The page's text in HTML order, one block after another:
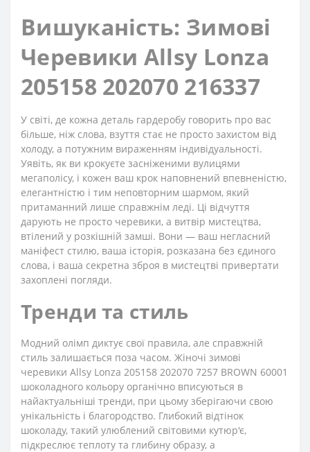
Вишуканість: Зимові
Черевики Allsy Lonza
205158 202070 216337
У світі, де кожна деталь гардеробу говорить про вас
більше, ніж слова, взуття стає не просто захистом від
холоду, а потужним вираженням індивідуальності.
Уявіть, як ви крокуєте засніженими вулицями
мегаполісу, і кожен ваш крок наповнений впевненістю,
елегантністю і тим неповторним шармом, який
притаманний лише справжнім леді. Ці відчуття
дарують не просто черевики, а витвір мистецтва,
втілений у розкішній замші. Вони — ваш негласний
маніфест стилю, ваша історія, розказана без єдиного
слова, і ваша секретна зброя в мистецтві привертати
захоплені погляди.
Тренди та стиль
Модний олімп диктує свої правила, але справжній
стиль залишається поза часом. Жіночі зимові
черевики Allsy Lonza 205158 202070 7257 BROWN 60001
шоколадного кольору органічно вписуються в
найактуальніші тренди, при цьому зберігаючи свою
унікальність і благородство. Глибокий відтінок
шоколаду, такий улюблений світовими кутюр'є,
підкреслює теплоту та глибину образу, а